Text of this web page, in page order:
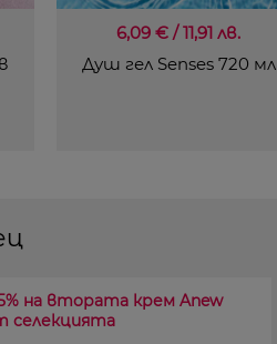
6,09 € / 11,91 лв.
Душ гел Senses 720 мл
на втората крем Anew
селекцията